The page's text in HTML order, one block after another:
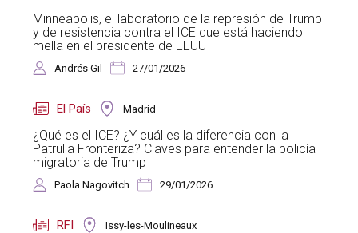
Minneapolis, el laboratorio de la represión de Trump
y de resistencia contra el ICE que está haciendo
mella en el presidente de EEUU
Andrés Gil 27/01/2026
El País Madrid
¿Qué es el ICE? ¿Y cuál es la diferencia con la
Patrulla Fronteriza? Claves para entender la policía
migratoria de Trump
Paola Nagovitch 29/01/2026
RFI Issy-les-Moulineaux